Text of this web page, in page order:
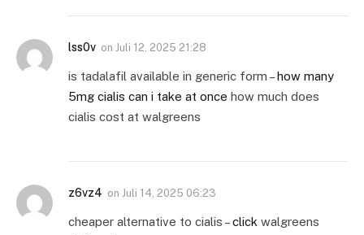
lss0v on Juli 12, 2025 21:28
is tadalafil available in generic form –how many
5mg cialis can i take at once how much does
cialis cost at walgreens
z6vz4 on Juli 14, 2025 06:23
cheaper alternative to cialis –click walgreens